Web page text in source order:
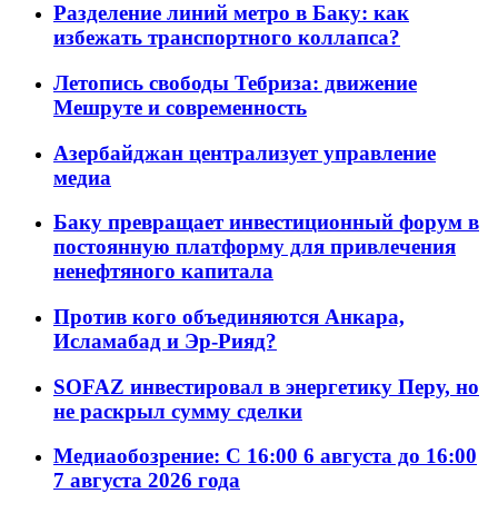
Разделение линий метро в Баку: как
избежать транспортного коллапса?
Летопись свободы Тебриза: движение
Мешруте и современность
Азербайджан централизует управление
медиа
Баку превращает инвестиционный форум в
постоянную платформу для привлечения
ненефтяного капитала
Против кого объединяются Анкара,
Исламабад и Эр-Рияд?
SOFAZ инвестировал в энергетику Перу, но
не раскрыл сумму сделки
Медиаобозрение: С 16:00 6 августа до 16:00
7 августа 2026 года